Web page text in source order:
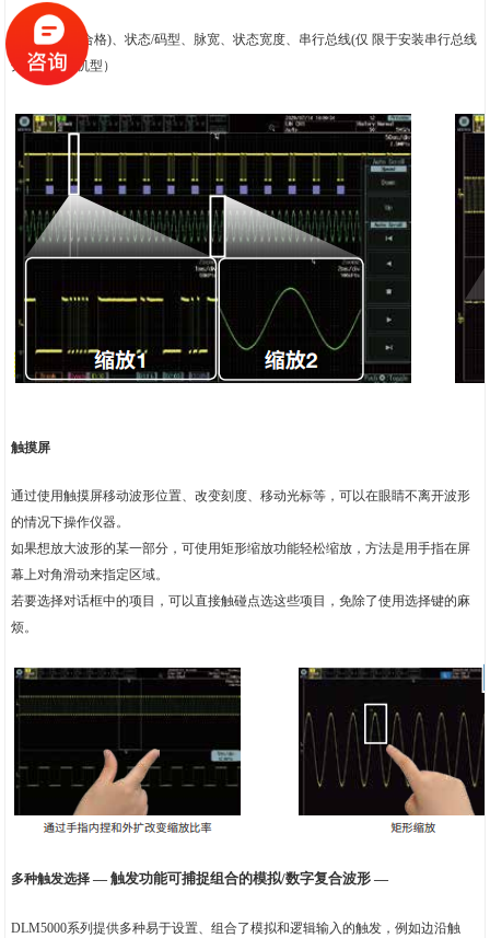
边沿、边沿(合格)、状态/码型、脉宽、状态宽度、串行总线(仅 限于安装串行总线
分析选件的机型）
触摸屏
通过使用触摸屏移动波形位置、改变刻度、移动光标等，可以在眼睛不离开波形
的情况下操作仪器。
如果想放大波形的某一部分，可使用矩形缩放功能轻松缩放，方法是用手指在屏
幕上对角滑动来指定区域。
若要选择对话框中的项目，可以直接触碰点选这些项目，免除了使用选择键的麻
烦。
多种触发选择— 触发功能可捕捉组合的模拟/数字复合波形 —
DLM5000系列提供多种易于设置、组合了模拟和逻辑输入的触发，例如边沿触